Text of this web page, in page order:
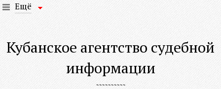
Ещё
Кубанское агентство судебной
информации